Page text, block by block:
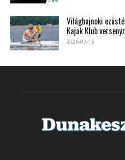
Világbajnoki
Kajak Klub
2026-07-15